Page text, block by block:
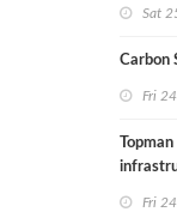
Sat
Carbon
Fri
Fri